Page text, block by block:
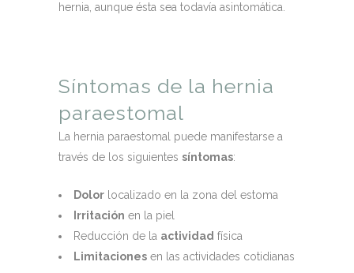
hernia, aunque ésta sea todavía asintomática.
Síntomas de la hernia
paraestomal
La hernia paraestomal puede manifestarse a
través de los siguientes síntomas:
Dolor localizado en la zona del estoma
Irritación en la piel
Reducción de la actividad física
Limitaciones en las actividades cotidianas